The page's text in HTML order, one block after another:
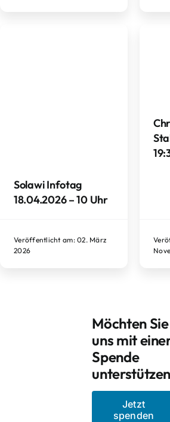
Solawi Infotag
18.04.2026 – 10 Uhr
Veröffentlicht am: 02. März
2026
Möchten Sie
uns mit
Spende
Jetzt
spenden